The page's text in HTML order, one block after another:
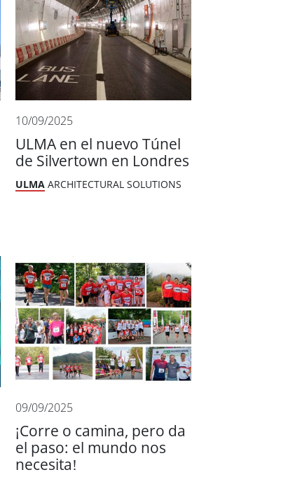
10/09/2025
ULMA en el nuevo Túnel
de Silvertown en Londres
ULMA ARCHITECTURAL SOLUTIONS
09/09/2025
¡Corre o camina, pero da
el paso: el mundo nos
necesita!